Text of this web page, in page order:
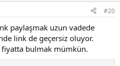
#20
paylaşmak uzun vadede
link de geçersiz oluyor.
bulmak mümkün.